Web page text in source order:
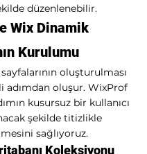
düzenlenebilir.
Wix Dinamik
Kurulumu
oluşturulması
adımdan oluşur. WixProf
kusursuz bir kullanıcı
şekilde titizlikle
sağlıyoruz.
Koleksiyonu